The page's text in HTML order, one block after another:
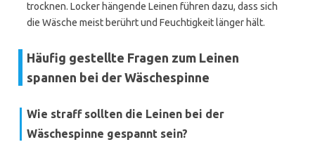
trocknen. Locker hängende Leinen führen dazu, dass sich
die Wäsche meist berührt und Feuchtigkeit länger hält.
Häufig gestellte Fragen zum Leinen
spannen bei der Wäschespinne
Wie straff sollten die Leinen bei der
Wäschespinne gespannt sein?